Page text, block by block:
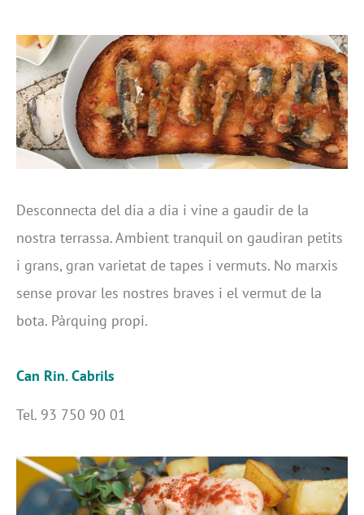
Desconnecta del dia a dia i vine a gaudir de la
nostra terrassa. Ambient tranquil on gaudiran petits
i grans, gran varietat de tapes i vermuts. No marxis
sense provar les nostres braves i el vermut de la
bota. Pàrquing propi.
Can Rin. Cabrils
Tel. 93 750 90 01